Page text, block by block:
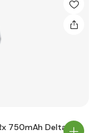
750mAh Delta